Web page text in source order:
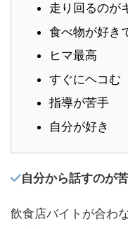
走り回るのが
食べ物が好き
ヒマ最高
すぐにヘコむ
指導が苦手
自分が好き
自分から話すのが
飲食店バイトが合わ